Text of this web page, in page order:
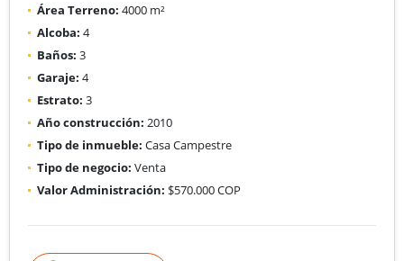
Área Terreno: 4000 m²
Alcoba: 4
Baños: 3
Garaje: 4
Estrato: 3
Año construcción: 2010
Tipo de inmueble: Casa Campestre
Tipo de negocio: Venta
Valor Administración: $570.000 COP